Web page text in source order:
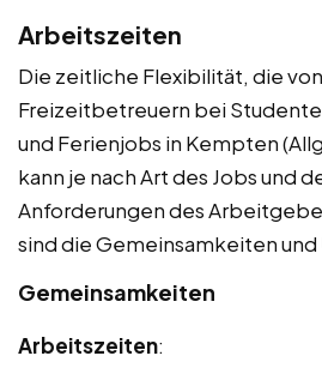
Arbeitszeiten
Die zeitliche Flexibilität, die
Freizeitbetreuern bei
und Ferienjobs in Kempten
kann je nach Art des Jobs und
Anforderungen des
sind die Gemeinsamkeiten
Gemeinsamkeiten
Arbeitszeiten: